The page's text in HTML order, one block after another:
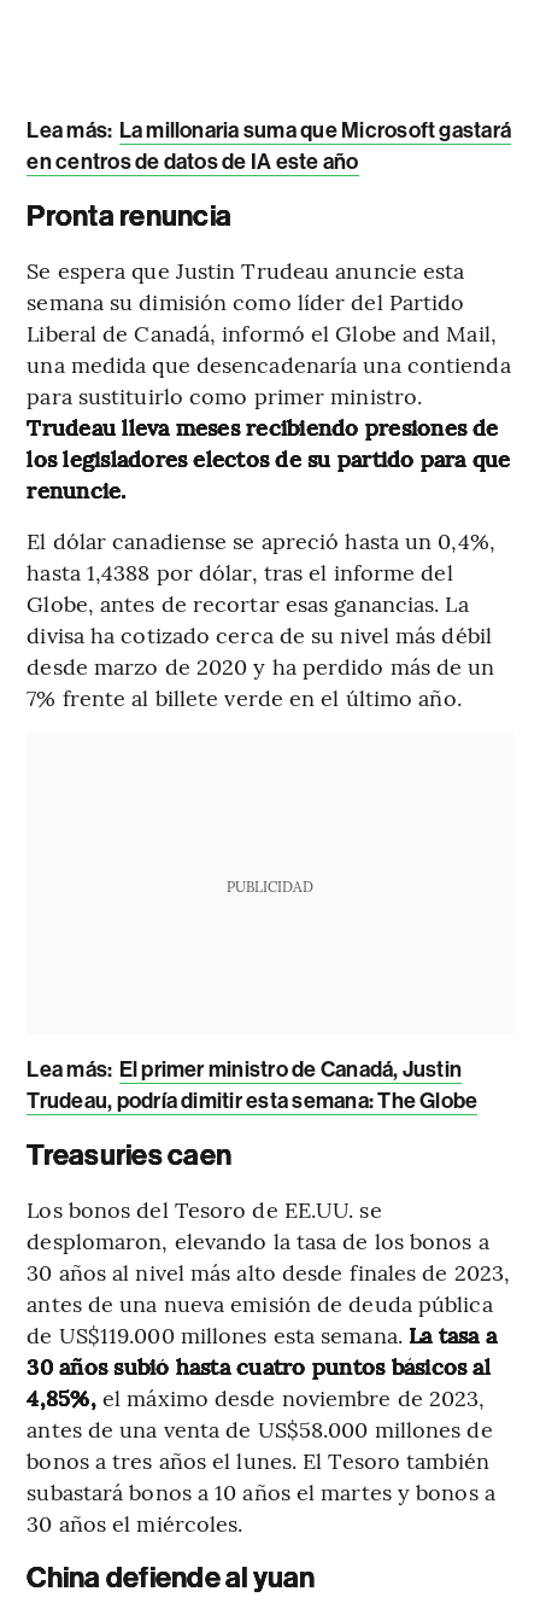
Lea más: La millonaria suma que Microsoft gastará
en centros de datos de IA este año
Pronta renuncia
Se espera que Justin Trudeau anuncie esta
semana su dimisión como líder del Partido
Liberal de Canadá, informó el Globe and Mail,
una medida que desencadenaría una contienda
para sustituirlo como primer ministro.
Trudeau lleva meses recibiendo presiones de
los legisladores electos de su partido para que
renuncie.
El dólar canadiense se apreció hasta un 0,4%,
hasta 1,4388 por dólar, tras el informe del
Globe, antes de recortar esas ganancias. La
divisa ha cotizado cerca de su nivel más débil
desde marzo de 2020 y ha perdido más de un
7% frente al billete verde en el último año.
PUBLICIDAD
Lea más: El primer ministro de Canadá, Justin
Trudeau, podría dimitir esta semana: The Globe
Treasuries caen
Los bonos del Tesoro de EE.UU. se
desplomaron, elevando la tasa de los bonos a
30 años al nivel más alto desde finales de 2023,
antes de una nueva emisión de deuda pública
de US$119.000 millones esta semana. La tasa a
30 años subió hasta cuatro puntos básicos al
4,85%,el máximo desde noviembre de 2023,
antes de una venta de US$58.000 millones de
bonos a tres años el lunes. El Tesoro también
subastará bonos a 10 años el martes y bonos a
30 años el miércoles.
China defiende al yuan